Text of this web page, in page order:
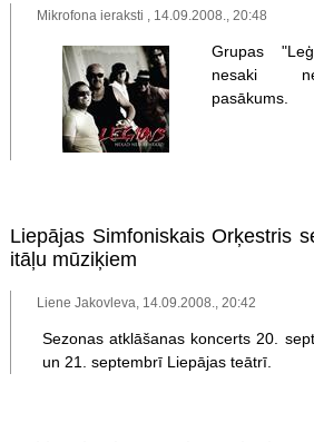
Mikrofona ieraksti , 14.09.2008., 20:48
Grupas
nesaki
pasākums.
Liepājas Simfoniskais Orķestris
itāļu mūziķiem
Liene Jakovleva, 14.09.2008., 20:42
Sezonas atklāšanas koncerts 20.
un 21. septembrī Liepājas teātrī.